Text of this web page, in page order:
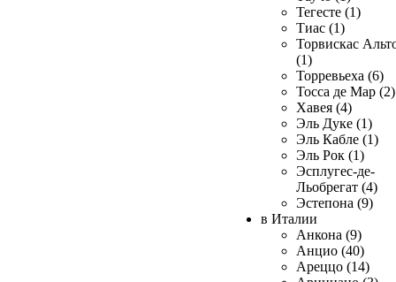
Тегесте (1)
Тиас (1)
Торвискас
(1)
Торревьеха (6)
Тосса де Мар (2)
Хавея (4)
Эль Дуке (1)
Эль Кабле (1)
Эль Рок (1)
Эсплугес-де-
Льобрегат (4)
Эстепона (9)
в Италии
Анкона (9)
Анцио (40)
Ареццо (14)